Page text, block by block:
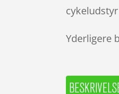
Yderligere